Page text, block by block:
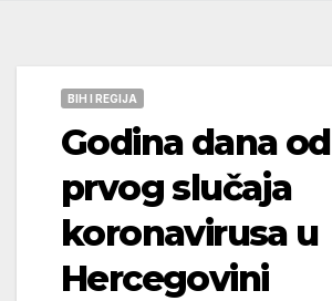
BIH I REGIJA
Godina dana od
prvog slučaja
koronavirusa u
Hercegovini